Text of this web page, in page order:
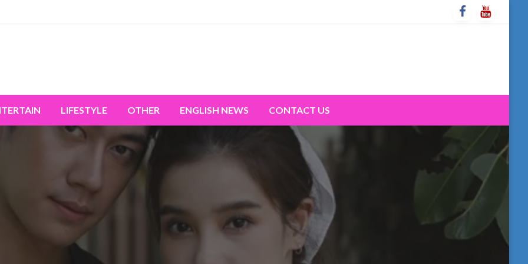
LIFESTYLE OTHER ENGLISH NEWS CONTACT US